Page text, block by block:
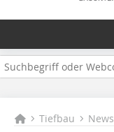
Tiefbau News